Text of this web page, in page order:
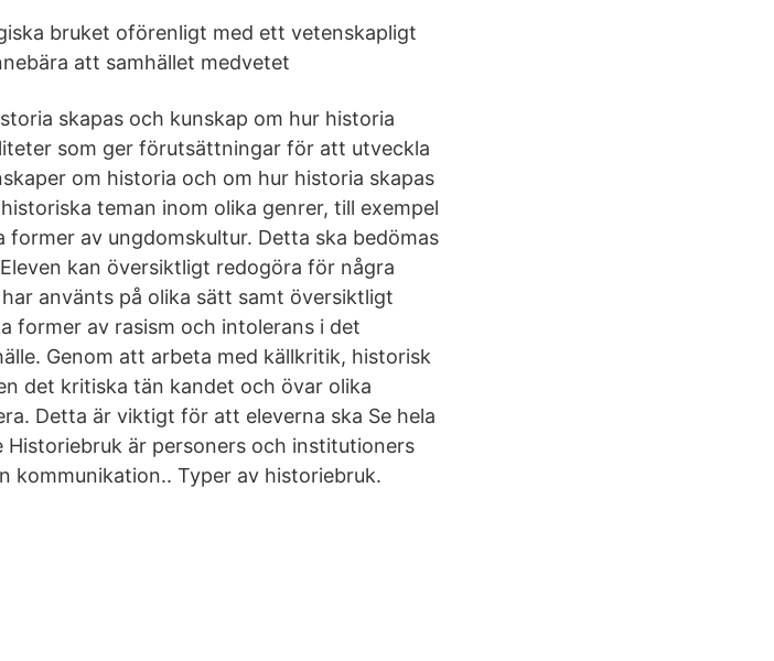
bruket oförenligt med ett vetenskapligt
att samhället medvetet
skapas och kunskap om hur historia
som ger förutsättningar för att utveckla
om historia och om hur historia skapas
teman inom olika genrer, till exempel
av ungdomskultur. Detta ska bedömas
kan översiktligt redogöra för några
använts på olika sätt samt översiktligt
former av rasism och intolerans i det
Genom att arbeta med källkritik, historisk
det kritiska tän­ kandet och övar olika
Detta är viktigt för att eleverna ska Se hela
är personers och institutioners
kommunikation.. Typer av historiebruk.